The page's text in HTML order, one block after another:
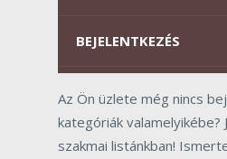
BEJELENTKEZÉS
Az Ön üzlete még nincs
kategóriák valamelyikébe?
szakmai listánkban!